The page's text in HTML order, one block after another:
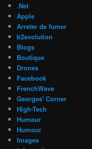
.Net
Apple
Arreter de fumer
b2evolution
Blogs
Boutique
Drones
Facebook
FrenchWave
Georges' Corner
High-Tech
Humeur
Humour
Images